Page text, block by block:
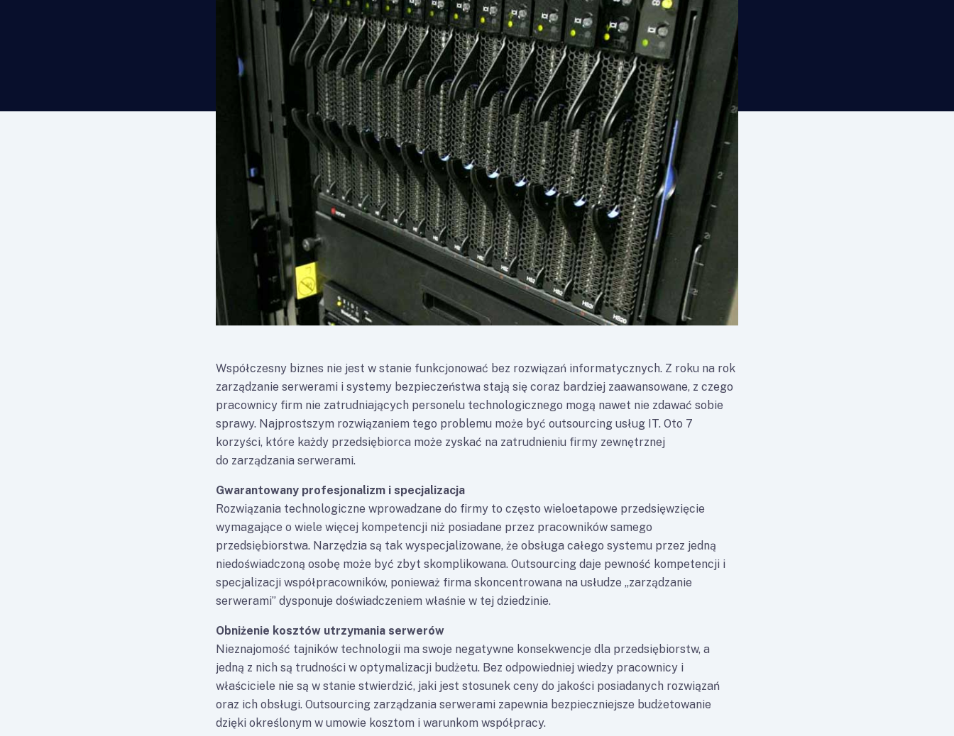
Współczesny biznes nie jest w stanie funkcjonować bez rozwiązań informatycznych. Z roku na rok
zarządzanie serwerami i systemy bezpieczeństwa stają się coraz bardziej zaawansowane, z czego
pracownicy firm nie zatrudniających personelu technologicznego mogą nawet nie zdawać sobie
sprawy. Najprostszym rozwiązaniem tego problemu może być outsourcing usług IT. Oto 7
korzyści, które każdy przedsiębiorca może zyskać na zatrudnieniu firmy zewnętrznej
do zarządzania serwerami.
Gwarantowany profesjonalizm i specjalizacja
Rozwiązania technologiczne wprowadzane do firmy to często wieloetapowe przedsięwzięcie
wymagające o wiele więcej kompetencji niż posiadane przez pracowników samego
przedsiębiorstwa. Narzędzia są tak wyspecjalizowane, że obsługa całego systemu przez jedną
niedoświadczoną osobę może być zbyt skomplikowana. Outsourcing daje pewność kompetencji i
specjalizacji współpracowników, ponieważ firma skoncentrowana na usłudze „zarządzanie
serwerami” dysponuje doświadczeniem właśnie w tej dziedzinie.
Obniżenie kosztów utrzymania serwerów
Nieznajomość tajników technologii ma swoje negatywne konsekwencje dla przedsiębiorstw, a
jedną z nich są trudności w optymalizacji budżetu. Bez odpowiedniej wiedzy pracownicy i
właściciele nie są w stanie stwierdzić, jaki jest stosunek ceny do jakości posiadanych rozwiązań
oraz ich obsługi. Outsourcing zarządzania serwerami zapewnia bezpieczniejsze budżetowanie
dzięki określonym w umowie kosztom i warunkom współpracy.